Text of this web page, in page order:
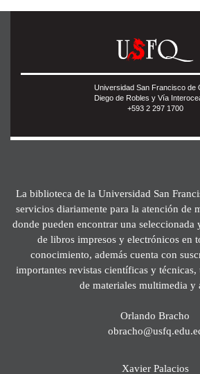
Universidad San Francisco de
Diego de Robles y Vía
+593 2 297 1700
La biblioteca de la Universidad San
servicios diariamente para la atención de
donde pueden encontrar una seleccionada
de libros impresos y electrónicos en
conocimiento, además cuenta con
importantes revistas científicas y técnicas,
de materiales multimedia y
Orlando Bracho
Xavier Palacios